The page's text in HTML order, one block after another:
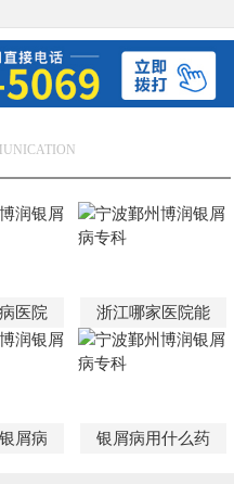
医院 浙江哪家医院能
屑病 银屑病用什么药